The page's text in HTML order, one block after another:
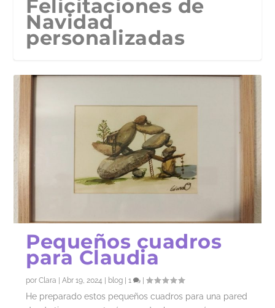
Felicitaciones de
Navidad
personalizadas
Pequeños cuadros
para Claudia
porClara |Abr 19, 2024 blog |1 |
He preparado estos pequeños cuadros para una pared